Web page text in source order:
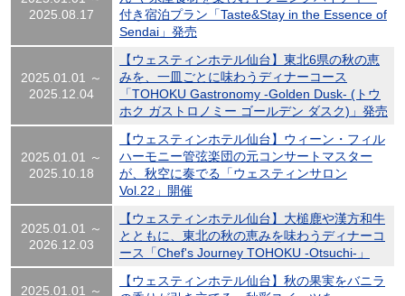
2025.08.17
付き宿泊プラン「Taste&Stay in the Essence of
Sendai」発売
2025.01.01 ～
2025.12.04
【ウェスティンホテル仙台】東北6県の秋の恵
みを、一皿ごとに味わうディナーコース
「TOHOKU Gastronomy -Golden Dusk- (トウ
ホク ガストロノミー ゴールデン ダスク)」発売
2025.01.01 ～
2025.10.18
【ウェスティンホテル仙台】ウィーン・フィル
ハーモニー管弦楽団の元コンサートマスター
が、秋空に奏でる「ウェスティンサロン
Vol.22」開催
2025.01.01 ～
2026.12.03
【ウェスティンホテル仙台】大槌鹿や漢方和牛
とともに、東北の秋の恵みを味わうディナーコ
ース「Chef's Journey TOHOKU -Otsuchi-」
2025.01.01 ～
【ウェスティンホテル仙台】秋の果実をバニラ